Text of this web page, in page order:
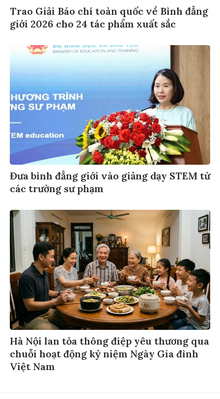
Trao Giải Báo chí toàn quốc về Bình đẳng
giới 2026 cho 24 tác phẩm xuất sắc
Đưa bình đẳng giới vào giảng dạy STEM từ
các trường sư phạm
Hà Nội lan tỏa thông điệp yêu thương qua
chuỗi hoạt động kỷ niệm Ngày Gia đình
Việt Nam